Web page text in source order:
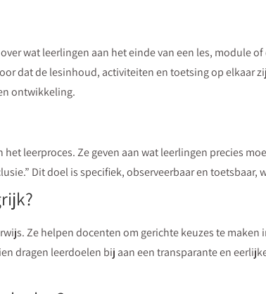
wat leerlingen aan het einde van een les, module
dat de lesinhoud, activiteiten en toetsing op elkaar
ontwikkeling.
leerproces. Ze geven aan wat leerlingen precies
Dit doel is specifiek, observeerbaar en toetsbaar,
Ze helpen docenten om gerichte keuzes te
dragen leerdoelen bij aan een transparante en